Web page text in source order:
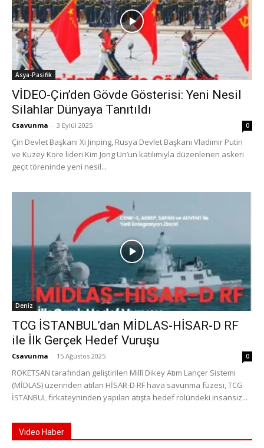
Asya-Pasifik
VİDEO-Çin’den Gövde Gösterisi: Yeni Nesil
Silahlar Dünyaya Tanıtıldı
Csavunma - 3 Eylül 2025 0
Çin Devlet Başkanı Xi Jinping, Rusya Devlet Başkanı Vladimir Putin
ve Kuzey Kore lideri Kim Jong Un’un katılımıyla düzenlenen askeri
geçit töreninde yeni nesil...
Deniz
TCG İSTANBUL’dan MİDLAS-HİSAR-D RF
ile İlk Gerçek Hedef Vuruşu
Csavunma - 15 Ağustos 2025 0
ROKETSAN tarafından geliştirilen Millî Dikey Atım Lançer Sistemi
(MİDLAS) üzerinden atılan HİSAR-D RF hava savunma füzesi, TCG
İSTANBUL fırkateyninden yapılan atışta hedef rolündeki insansız...
Video Haber